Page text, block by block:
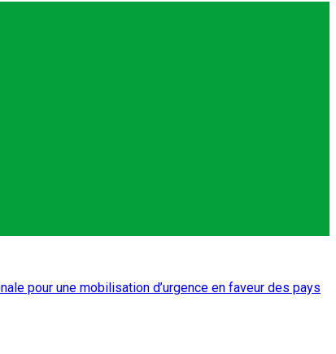
pour une mobilisation d’urgence en faveur des pays